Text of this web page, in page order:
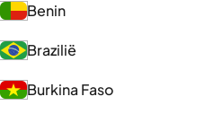
Benin
Brazilië
Burkina Faso